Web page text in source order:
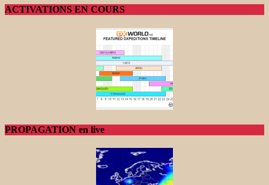
ACTIVATIONS EN COURS
PROPAGATION en live